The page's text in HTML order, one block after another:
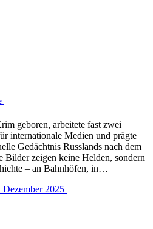
geboren, arbeitete fast zwei
internationale Medien und prägte
Gedächtnis Russlands nach dem
Bilder zeigen keine Helden, sondern
– an Bahnhöfen, in…
Dezember 2025